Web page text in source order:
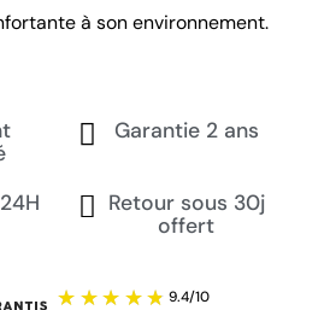
à son environnement.
Garantie 2 ans
Retour sous 30j
offert